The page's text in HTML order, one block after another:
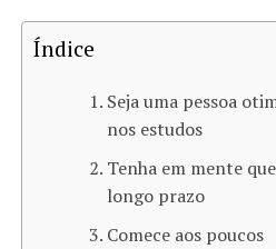
Índice
Seja uma pessoa
nos estudos
Tenha em mente
longo prazo
Comece aos poucos